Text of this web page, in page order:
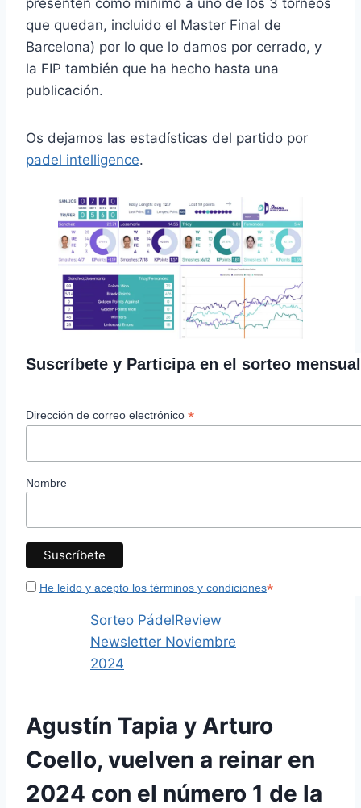
que quedan, incluido el Master Final de
Barcelona) por lo que lo damos por cerrado, y
la FIP también que ha hecho hasta una
publicación.
Os dejamos las estadísticas del partido por
padel intelligence.
Suscríbete y Participa en el sorteo
Dirección de correo electrónico *
Nombre
He leído y acepto los términos y condiciones*
Sorteo PádelReview
Newsletter Noviembre
2024
Agustín Tapia y Arturo
Coello, vuelven a reinar en
2024 con el número 1 de la